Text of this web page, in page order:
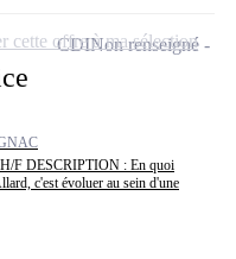
F DESCRIPTION : En quoi
c'est évoluer au sein d'une
CDINon renseigné
cette offre à ma sélection